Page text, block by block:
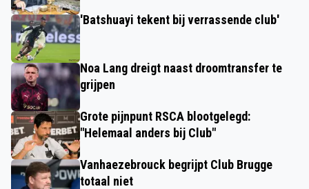
'Batshuayi tekent bij verrassende club'
Noa Lang dreigt naast droomtransfer te
grijpen
Grote pijnpunt RSCA blootgelegd:
"Helemaal anders bij Club"
Vanhaezebrouck begrijpt Club Brugge
totaal niet